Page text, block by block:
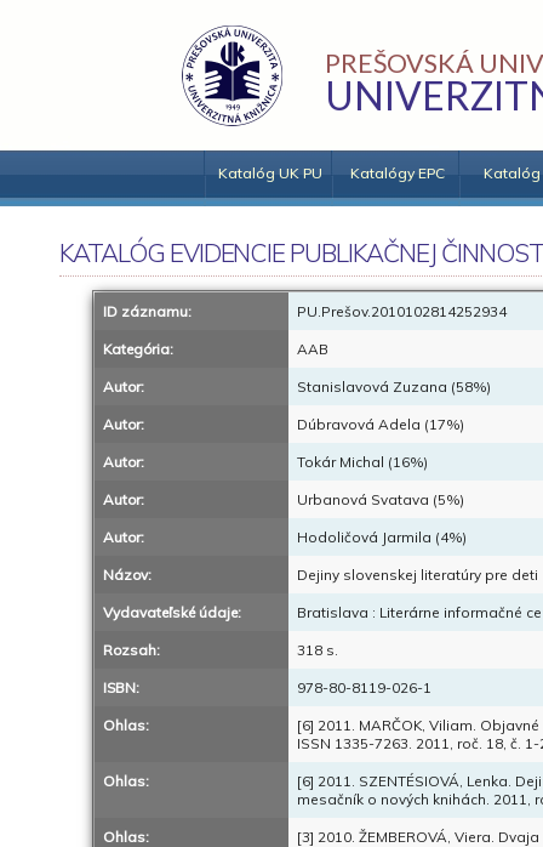
PREŠOVSKÁ
Katalóg UK PU Katalógy EPC Katalóg
KATALÓG EVIDENCIE PUBLIKAČNEJ
ID záznamu: PU.Prešov.2010102814252934
Kategória: AAB
Autor: Stanislavová Zuzana (58%)
Autor: Dúbravová Adela (17%)
Autor: Tokár Michal (16%)
Autor: Urbanová Svatava (5%)
Autor: Hodoličová Jarmila (4%)
Názov: Dejiny slovenskej literatúry pre
Vydavateľské údaje: Bratislava : Literárne informačné
Rozsah: 318 s.
ISBN: 978-80-8119-026-1
Ohlas:
[6] 2011. MARČOK, Viliam.
ISSN 1335-7263. 2011, roč. 18, č.
Ohlas:
[6] 2011. SZENTÉSIOVÁ, Lenka.
mesačník o nových knihách. 2011,
Ohlas:
[3] 2010. ŽEMBEROVÁ, Viera.